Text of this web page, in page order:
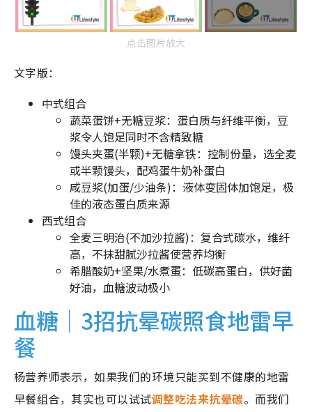
点击图片放大
文字版：
中式组合
蔬菜蛋饼+无糖豆浆：蛋白质与纤维平衡，豆
浆令人饱足同时不含精致糖
馒头夹蛋(半颗)+无糖拿铁：控制份量，选全麦
或半颗馒头，配鸡蛋牛奶补蛋白
咸豆浆(加蛋/少油条)：液体变固体加饱足，极
佳的液态蛋白质来源
西式组合
全麦三明治(不加沙拉酱)：复合式碳水，维纤
高，不抹甜腻沙拉酱使营养均衡
希腊酸奶+坚果/水煮蛋：低碳高蛋白，供好菌
好油，血糖波动极小
血糖｜3招抗晕碳照食地雷早
餐
杨营养师表示，如果我们的环境只能买到不健康的地雷
早餐组合，其实也可以试试调整吃法来抗晕碳。而我们